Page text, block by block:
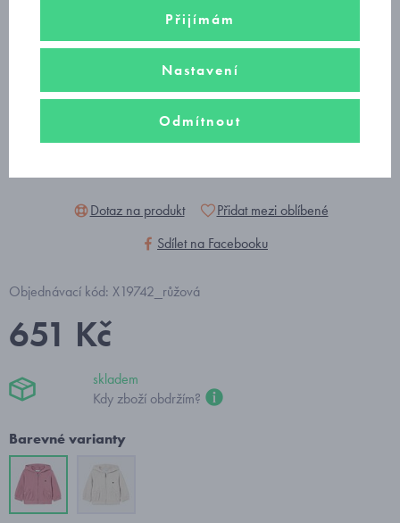
Dotaz na produkt
Přidat mezi oblíbené
Sdílet na Facebooku
Objednávací kód: X19742_růžová
651 Kč
skladem
Kdy zboží obdržím?
Barevné varianty
Přijímám
Nastavení
Odmítnout